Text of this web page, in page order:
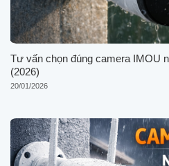
Tư vấn chọn đúng camera IMOU
(2026)
20/01/2026